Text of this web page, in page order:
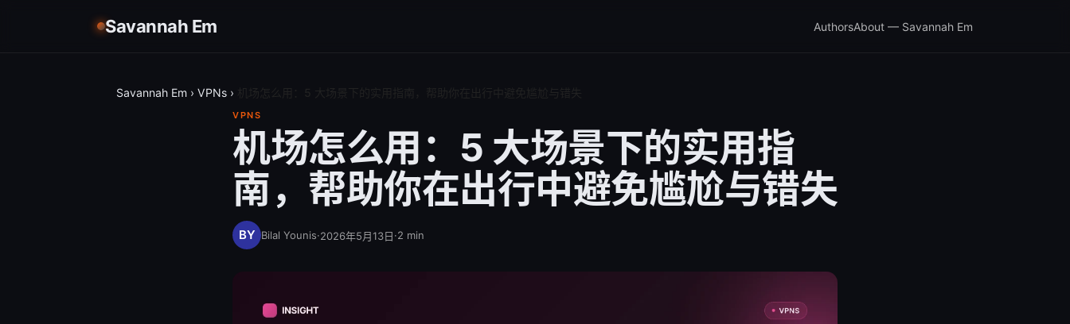
Savannah Em AuthorsAbout — Savannah Em
Savannah Em › VPNs ›
VPNS
机场怎么用：5 大场景下的实用指
南，帮助你在出行中避免尴尬与错失
Bilal Younis·2026年5月13日·2 min